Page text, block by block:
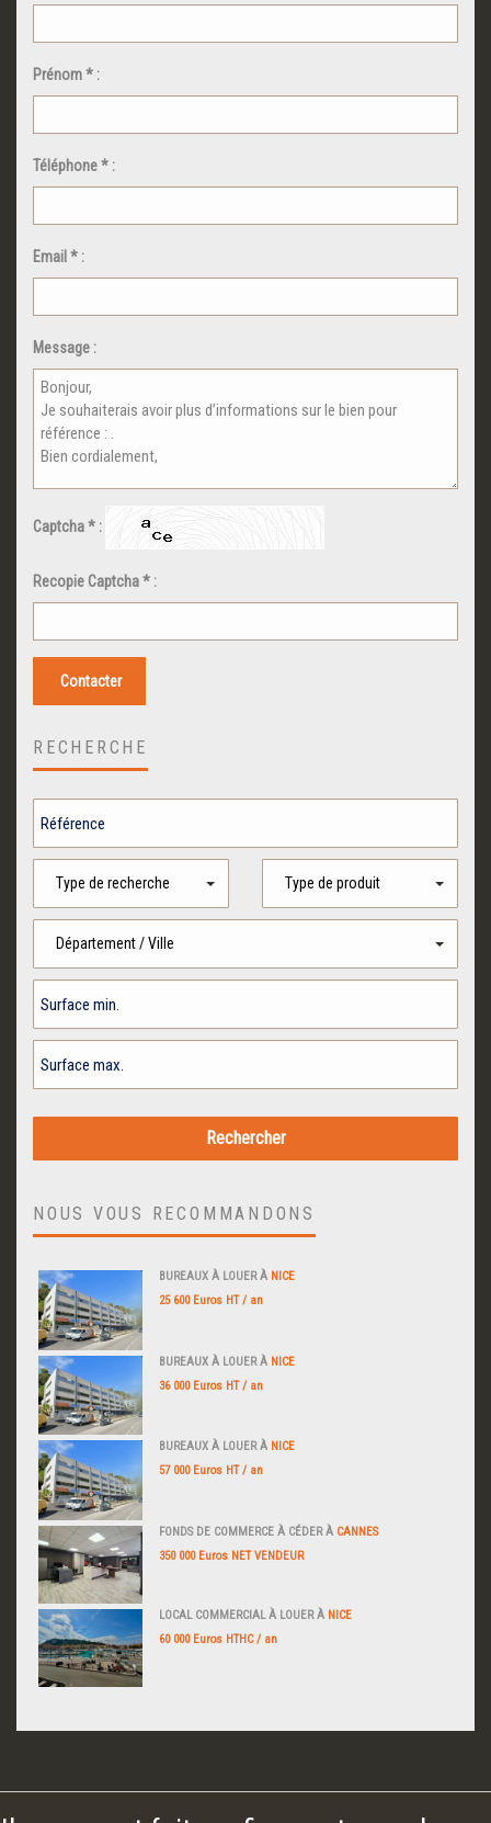
Prénom * :
Téléphone * :
Email * :
Message :
Captcha * :
Recopie Captcha * :
Contacter
RECHERCHE
Type de recherche Type de produit
Département / Ville
NOUS VOUS RECOMMANDONS
BUREAUX À LOUER À NICE
25 600 Euros HT / an
BUREAUX À LOUER À NICE
36 000 Euros HT / an
BUREAUX À LOUER À NICE
57 000 Euros HT / an
FONDS DE COMMERCE À CÉDER À CANNES
350 000 Euros NET VENDEUR
LOCAL COMMERCIAL À LOUER À NICE
60 000 Euros HTHC / an